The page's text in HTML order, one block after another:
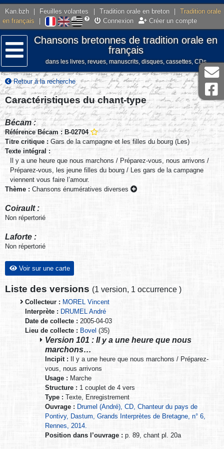
Kan.bzh Feuilles volantes Tradition orale en breton
Tradition orale
en français
Connexion Créer un compte
Menu
Chansons bretonnes de tradition orale en
français
dans les livres, revues, manuscrits, disques, cassettes, CDs
Retour à la recherche
Caractéristiques du chant-type
Bécam :
Référence Bécam : B-02704
Titre critique : Gars de la campagne et les filles du bourg (Les)
Texte intégral :
Il y a une heure que nous marchons / Préparez-vous, nous arrivons /
Préparez-vous, les jeune filles du bourg / Les gars de la campagne
viennent vous faire l’amour.
Thème : Chansons énumératives diverses
Coirault :
Non répertorié
Laforte :
Non répertorié
Voir sur une carte
Liste des versions (1 version, 1 occurrence )
Collecteur : MOREL Vincent
Interprète : DRUMEL André
Date de collecte : 2005-04-03
Lieu de collecte : Bovel (35)
Version 101 : Il y a une heure que nous
marchons…
Incipit : Il y a une heure que nous marchons / Préparez-
vous, nous arrivons
Usage : Marche
Structure : 1 couplet de 4 vers
Type : Texte, Enregistrement
Ouvrage : Drumel (André), CD, Chanteur du pays de
Pontivy, Dastum, Grands Interprètes de Bretagne, n° 6,
Rennes, 2014.
Position dans l’ouvrage : p. 89, chant pl. 20a